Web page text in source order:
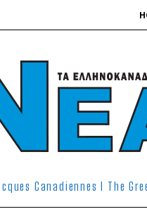
Canadiennes I The